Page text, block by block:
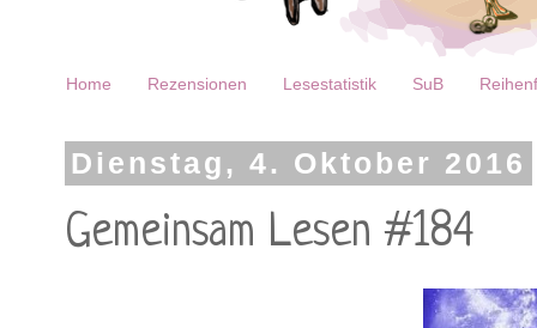
Home Rezensionen Lesestatistik SuB
Dienstag, 4. Oktober 2016
Gemeinsam Lesen #184